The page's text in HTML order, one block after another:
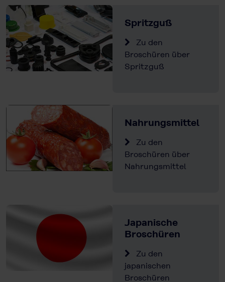
Spritzguß
Zu den
Broschüren über
Spritzguß
Nahrungsmittel
Zu den
Broschüren über
Nahrungsmittel
Japanische
Broschüren
Zu den
japanischen
Broschüren